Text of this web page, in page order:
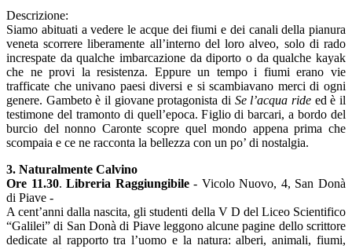
Descrizione:
Siamo abituati a vedere le acque dei fiumi e dei canali della pianura
veneta scorrere liberamente all’interno del loro alveo, solo di rado
increspate da qualche imbarcazione da diporto o da qualche kayak
che ne provi la resistenza. Eppure un tempo i fiumi erano vie
trafficate che univano paesi diversi e si scambiavano merci di ogni
genere. Gambeto è il giovane protagonista di Se l’acqua ride ed è il
testimone del tramonto di quell’epoca. Figlio di barcari, a bordo del
burcio del nonno Caronte scopre quel mondo appena prima che
scompaia e ce ne racconta la bellezza con un po’ di nostalgia.
3. Naturalmente Calvino
Ore 11.30.Libreria Raggiungibile- Vicolo Nuovo, 4, San Donà
di Piave -
A cent’anni dalla nascita, gli studenti della V D del Liceo Scientifico
“Galilei” di San Donà di Piave leggono alcune pagine dello scrittore
dedicate al rapporto tra l’uomo e la natura: alberi, animali, fiumi,